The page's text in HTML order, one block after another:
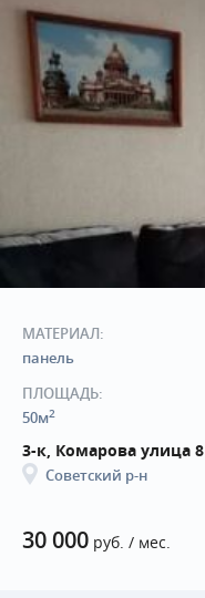
30 000 руб. / мес.
3-к, Комарова улица 8
Советский р-н
МАТЕРИАЛ:
панель
ПЛОЩАДЬ:
50м2